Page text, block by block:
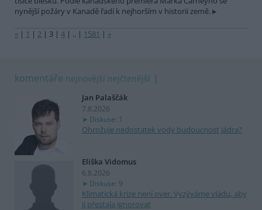
nynější požáry v Kanadě řadí k nejhorším v historii země.
« | 1 | 2 | 3 | 4 | .. | 1581 | »
komentáře nejnovější nejčtenější
Jan Palaščák
7.8.2026
Diskuse: 1
Ohrožuje nedostatek vody budoucnost jádra?
Eliška Vidomus
6.8.2026
Diskuse: 9
Klimatická krize není over. Vyzýváme vládu, aby
ji přestala ignorovat